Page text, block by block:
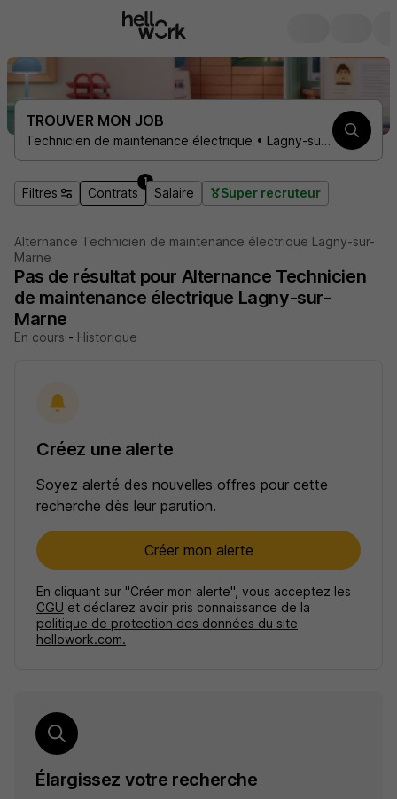
TROUVER MON JOB
Technicien de maintenance électrique • Lagny-sur-Marne 77400 • 1 contrat
Filtres Contrats
1
Salaire Super recruteur
Alternance Technicien de maintenance électrique Lagny-sur-
Marne
Pas de résultat pour Alternance Technicien
de maintenance électrique Lagny-sur-
Marne
En cours - Historique
Créez une alerte
Soyez alerté des nouvelles offres pour cette
recherche dès leur parution.
Créer mon alerte
En cliquant sur "Créer mon alerte", vous acceptez les
CGU et déclarez avoir pris connaissance de la
politique de protection des données du site
hellowork.com.
Élargissez votre recherche